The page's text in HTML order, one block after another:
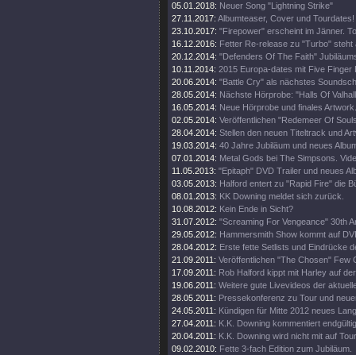
05.01.2018: Neuer Song "Lightning Strike"
27.11.2017: Albumteaser, Cover und Tourdates!
23.10.2017: "Firepower" erscheint im Jänner.
16.12.2016: Fetter Re-release zu "Turbo" steht
20.12.2014: "Defenders Of The Faith"
10.11.2014: 2015 Europa-dates mit Five Finger
20.06.2014: "Battle Cry" als nächstes
28.05.2014: Nächste Hörprobe: "Halls Of
16.05.2014: Neue Hörprobe und finales Artwork.
02.05.2014: Veröffentlichen "Redemeer Of
28.04.2014: Stellen den neuen Titeltrack und
19.03.2014: 40 Jahre Jubiläum und neues
07.01.2014: Metal Gods bei The Simpsons.
11.05.2013: "Epitaph" DVD Trailer und neues
03.05.2013: Halford entert zu "Rapid Fire" die
08.01.2013: KK Downing meldet sich zurück.
10.08.2012: Kein Ende in Sicht?
31.07.2012: "Screaming For Vengeance" 30th
29.05.2012: Hammersmith Show kommt auf
28.04.2012: Erste fette Setlists und Eindrücke
21.09.2011: Veröffentlichen "The Chosen" Few
17.09.2011: Rob Halford kippt mit Harley auf
19.06.2011: Weitere gute Livevideos der
28.05.2011: Pressekonferenz zu Tour und
24.05.2011: Kündigen für Mitte 2012 neues
27.04.2011: K.K. Downing kommentiert
20.04.2011: K.K. Downing wird nicht mit auf
09.02.2010: Fette 3-fach Edition zum Jubiläum.